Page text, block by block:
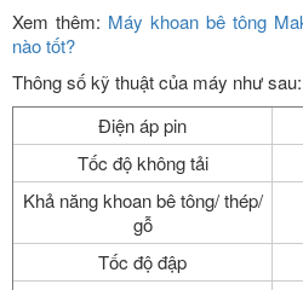
Xem thêm: Máy khoan bê tông
nào tốt?
Thông số kỹ thuật của máy như sau:
Điện áp pin
Tốc độ không tải
Khả năng khoan bê tông/ thép/
gỗ
Tốc độ đập